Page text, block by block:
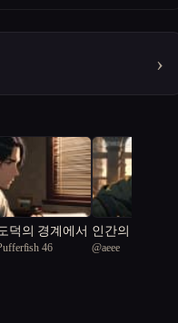
›
덕의 경계에서
46
인간의 경계
@aeee